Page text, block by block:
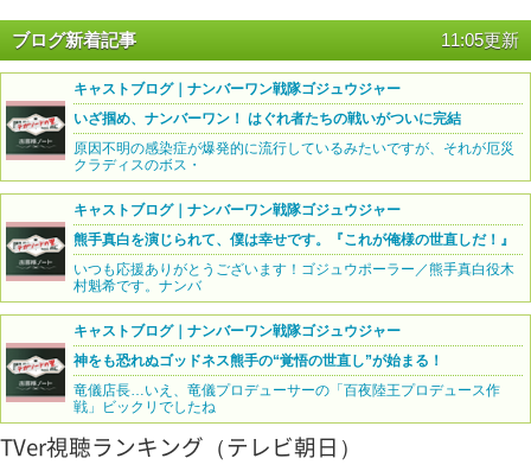
ブログ新着記事 11:05更新
キャストブログ｜ナンバーワン戦隊ゴジュウジャー
いざ掴め、ナンバーワン！ はぐれ者たちの戦いがついに完結
原因不明の感染症が爆発的に流行しているみたいですが、それが厄災
クラディスのボス・
キャストブログ｜ナンバーワン戦隊ゴジュウジャー
熊手真白を演じられて、僕は幸せです。『これが俺様の世直しだ！』
いつも応援ありがとうございます！ゴジュウポーラー／熊手真白役木
村魁希です。ナンバ
キャストブログ｜ナンバーワン戦隊ゴジュウジャー
神をも恐れぬゴッドネス熊手の“覚悟の世直し”が始まる！
竜儀店長…いえ、竜儀プロデューサーの「百夜陸王プロデュース作
戦」ビックリでしたね
TVer視聴ランキング（テレビ朝日）